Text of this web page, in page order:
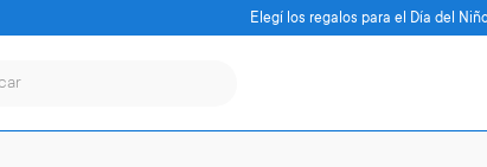
Elegí los regalos para el Día del